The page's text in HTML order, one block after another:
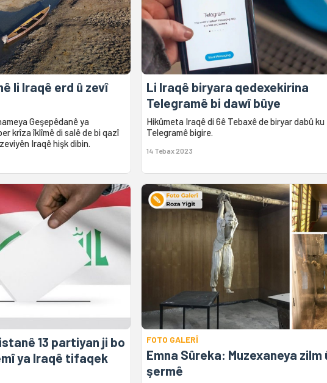
li Iraqê erd û zevî
Geşepêdanê ya
krîza îklîmê di salê de bi qazî
Iraqê hişk dibin.
Li Iraqê biryara qedexekirina
Telegramê bi dawî bûye
Hikûmeta Iraqê di 6ê Tebaxê de biryar dabû ku
Telegramê bigire.
14 Tebax 2023
13 partiyan ji bo
ya Iraqê tifaqek
FOTO GALERÎ
Emna Sûreka: Muzexaneya zilm
şermê